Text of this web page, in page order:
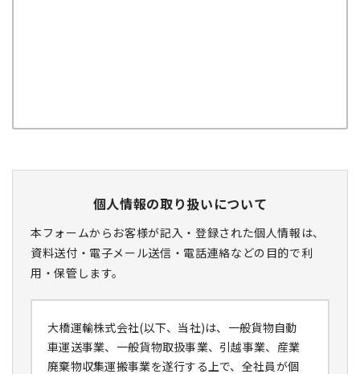
個人情報の取り扱いについて
本フォームからお客様が記入・登録された個人情報は、
資料送付・電子メール送信・電話連絡などの目的で利
用・保管します。
大橋運輸株式会社(以下、当社)は、一般貨物自動
車運送事業、一般貨物取扱事業、引越事業、産業
廃棄物収集運搬事業を遂行する上で、全社員が個